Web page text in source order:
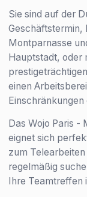
Sie sind auf der
Geschäftstermin,
Montparnasse
Hauptstadt, oder
einen
Das Wojo Paris -
eignet sich
zum
regelmäßig
Ihre Teamtreffen